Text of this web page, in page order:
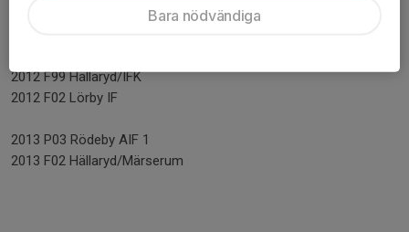
2012 F99 Hällaryd/IFK
2012 F02 Lörby IF
2013 P03 Rödeby AIF 1
2013 F02 Hällaryd/Märserum
Bara nödvändiga